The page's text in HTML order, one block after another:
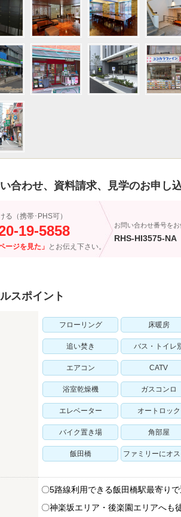
合わせ、資料請求、見学のお申し
る（携帯･PHS可）
19-5858
ージを見た」 とお伝え下さい。
お問い合わせ番号を
RHS-HI3575-NA
スポイント
フローリング 床暖房
追い焚き バス・トイレ
エアコン CATV
浴室乾燥機 ガスコンロ
エレベーター オートロック
バイク置き場 角部屋
飯田橋 ファミリーにオス
〇5路線利用できる飯田橋駅最寄り
〇神楽坂エリア・後楽園エリアへも